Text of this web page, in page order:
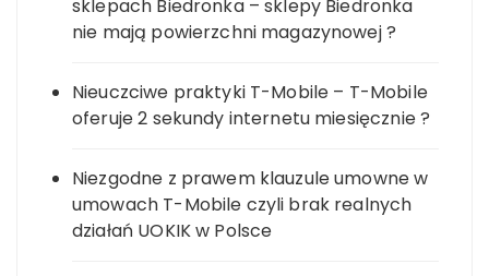
sklepach Biedronka – sklepy Biedronka
nie mają powierzchni magazynowej ?
Nieuczciwe praktyki T-Mobile – T-Mobile
oferuje 2 sekundy internetu miesięcznie ?
Niezgodne z prawem klauzule umowne w
umowach T-Mobile czyli brak realnych
działań UOKIK w Polsce